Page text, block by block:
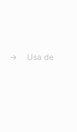
→
Usa de